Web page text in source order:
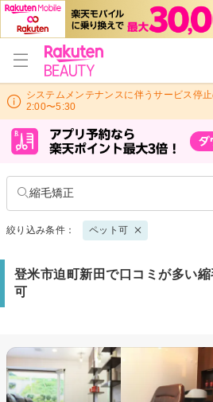
システムメンテナンスに伴うサービス停
2:00〜5:30
縮毛矯正
絞り込み条件： ペット可
登米市迫町新田で口コミが多い
可